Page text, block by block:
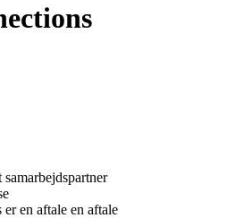
en aftale en aftale